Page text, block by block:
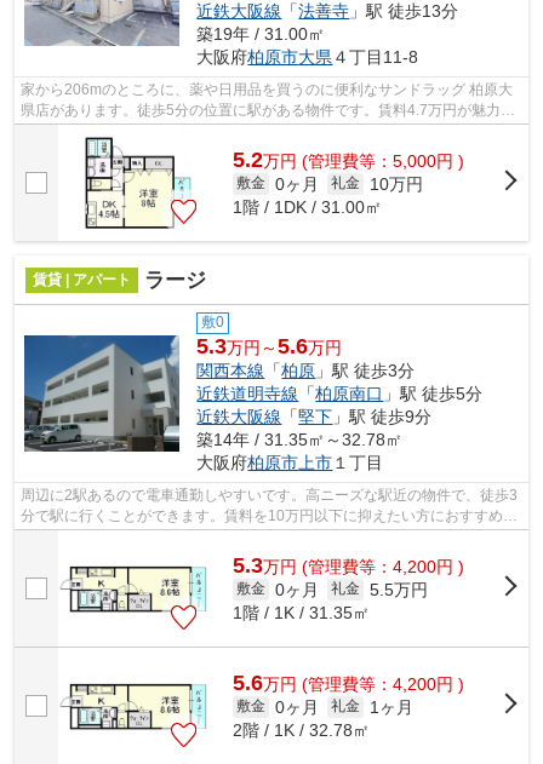
近鉄大阪線 「法善寺 」駅 徒歩13分
築19年 / 31.00㎡
大阪府柏原市大県４丁目11-8
家から206mのところに、薬や日用品を買うのに便利なサンドラッグ 柏原大
県店があります。徒歩5分の位置に駅がある物件です。賃料4.7万円が魅力の
5.2万円 (管理費等：5,000円 )
敷金 0ヶ月 礼金
10万円
1階 / 1DK / 31.00㎡
賃貸 | アパート ラージ
敷0
5.3万円～5.6万円
関西本線 「柏原 」駅 徒歩3分
近鉄道明寺線 「柏原南口 」駅 徒歩5分
近鉄大阪線 「堅下 」駅 徒歩9分
築14年 / 31.35㎡～32.78㎡
大阪府柏原市 上市 １丁目
周辺に2駅あるので電車通勤しやすいです。高ニーズな駅近の物件で、徒歩3
分で駅に行くことができます。賃料を10万円以下に抑えたい方におすすめで
5.3万円 (管理費等：4,200円 )
敷金 0ヶ月 礼金 5.5万円
1階 / 1K / 31.35㎡
5.6万円 (管理費等：4,200円 )
敷金 0ヶ月 礼金
1ヶ月
2階 / 1K / 32.78㎡